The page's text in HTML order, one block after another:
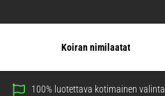
Koiran nimilaatat
100% luotettava kotimainen valinta